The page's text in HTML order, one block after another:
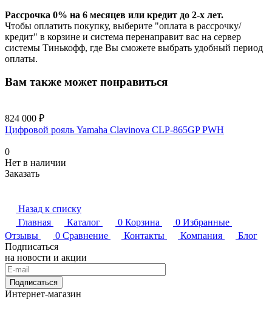
Рассрочка 0% на 6 месяцев или кредит до 2-х лет.
Чтобы оплатить покупку, выберите "оплата в рассрочку/
кредит" в корзине и система перенаправит вас на сервер
системы Тинькофф, где Вы сможете выбрать удобный период
оплаты.
Вам также может понравиться
824 000 ₽
Цифровой рояль Yamaha Clavinova CLP-865GP PWH
0
Нет в наличии
Заказать
Назад к списку
Главная
Каталог 0 Корзина 0 Избранные
Отзывы
0 Сравнение Контакты Компания
Блог
Подписаться
на новости и акции
Подписаться
Интернет-магазин